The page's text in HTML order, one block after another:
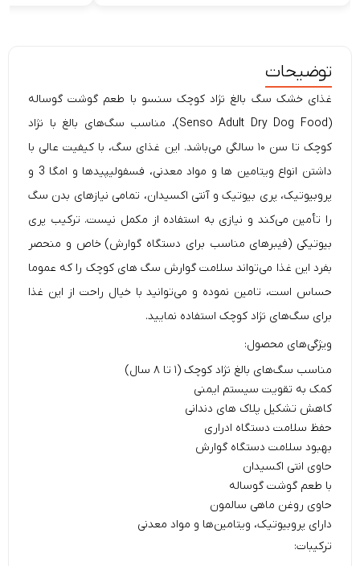
توضیحات
غذای خشک سگ بالغ نژاد کوچک سنسو با طعم گوشت گوساله
(
Senso Adult Dry Dog Food)، مناسب سگ‌های بالغ با نژاد
کوچک تا سن ۱۰ سالگی می‌باشد. این غذای سگ، با کیفیت عالی با
داشتن انواع ویتامین ها و مواد معدنی، فسفولیپیدها و امگا 3 و
پروبیوتیک، پری بیوتیک و آنتی اکسیدان، تمامی نیازهای بدن سگ
را تأمین می‌کند و نیازی به استفاده از مکمل نیست. ترکیب پری
بیوتیکی (فیبرهای مناسب برای دستگاه گوارش) خاص و منحصر
بفرد این غذا می‌تواند سلامت گوارش سگ های کوچک را که عموما
حساس است، تامین نموده و می‌توانید با خیال راحت از این غذا
برای سگ‌های نژاد کوچک استفاده نمایید.
ویژگی‌های محصول:
مناسب سگ‌های بالغ نژاد کوچک (۱ تا ۸ سال)
کمک به تقویت سیستم ایمنی
کاهش تشکیل پلاک های دندانی
حفظ سلامت دستگاه ادراری
بهبود سلامت دستگاه گوارش
حاوی انتی اکسیدان
با طعم گوشت گوساله
حاوی روغن ماهی سالمون
دارای پروبیوتیک، ویتامین‌ها و مواد معدنی
ترکیبات: